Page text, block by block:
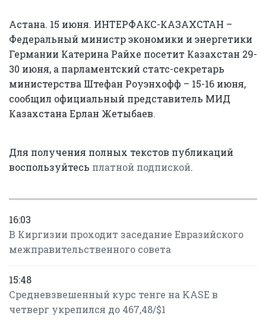
Астана. 15 июня. ИНТЕРФАКС-КАЗАХСТАН –
Федеральный министр экономики и энергетики
Германии Катерина Райхе посетит Казахстан 29-
30 июня, а парламентский статс-секретарь
министерства Штефан Роуэнхофф – 15-16 июня,
сообщил официальный представитель МИД
Казахстана Ерлан Жетыбаев.
Для получения полных текстов публикаций
воспользуйтесь платной подпиской.
16:03
В Киргизии проходит заседание Евразийского
межправительственного совета
15:48
Средневзвешенный курс тенге на KASE в
четверг укрепился до 467,48/$1